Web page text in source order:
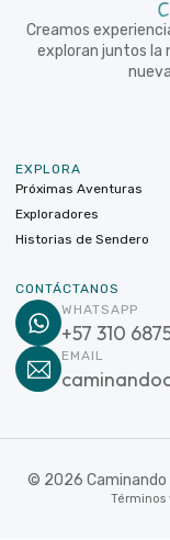
Creamos
exploran juntos la
EXPLORA
Próximas Aventuras
Exploradores
Historias de Sendero
CONTÁCTANOS
WHATSAPP
+57 310
EMAIL
© 2026
Términos